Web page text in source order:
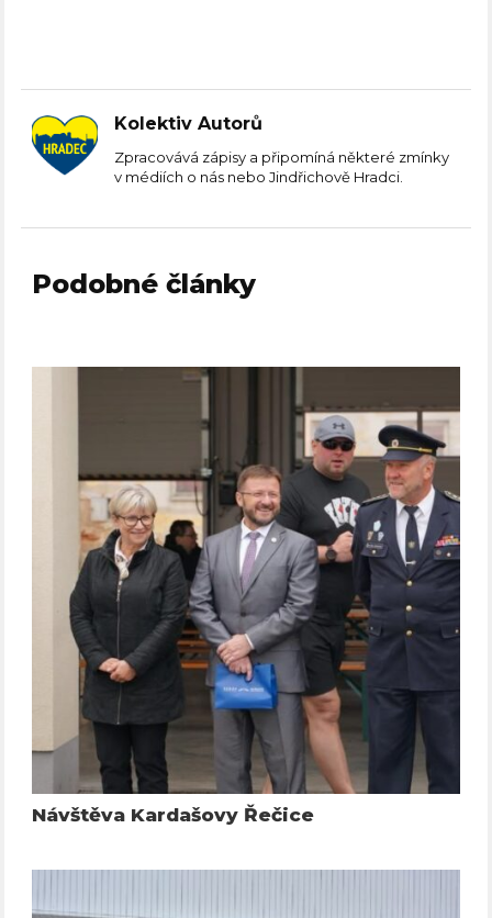
Kolektiv Autorů
Zpracovává zápisy a připomíná některé zmínky
v médiích o nás nebo Jindřichově Hradci.
Podobné články
Návštěva Kardašovy Řečice